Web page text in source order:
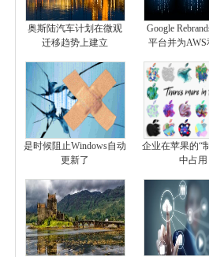
奥斯陆汽车计划在微观
迁移趋势上建立
Google
平台并为AWS
是时候阻止Windows自动
更新了
企业在苹果的“
中占用